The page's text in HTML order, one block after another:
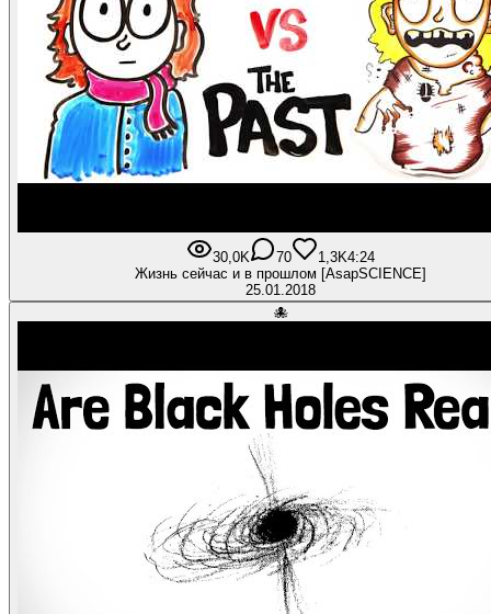
30,0K 70 1,3K4:24
Жизнь сейчас и в прошлом [AsapSCIENCE]
25.01.2018
🐙